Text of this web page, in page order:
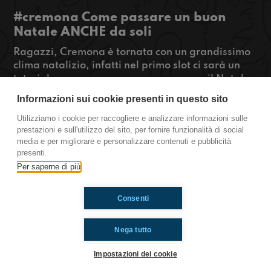
#cremona Come passare un buon
Natale ANCHE da soli
Ragazzi, Cremona è tornata con un grandissimo
clima natalizio, infatti nel primo slot ci sarà un
tutorial su come passare e non passare il Natale
premio di Formula-e.
Bun ascolto e buon Natale
#OkkinSu www.radioimmaginaria.it
Cremona
Ti è piaciuto? Condividilo!
Informazioni sui cookie presenti in questo sito
Utilizziamo i cookie per raccogliere e analizzare informazioni sulle
prestazioni e sull'utilizzo del sito, per fornire funzionalità di social
media e per migliorare e personalizzare contenuti e pubblicità
presenti.
Per saperne di più
Nega tutto
Consenti
Impostazioni dei cookie